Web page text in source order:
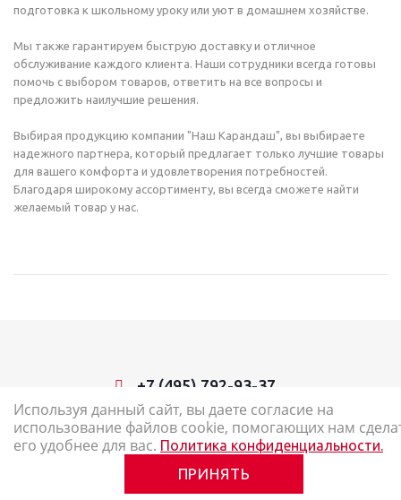
подготовка к школьному уроку или уют в домашнем хозяйстве.
Мы также гарантируем быструю доставку и отличное
обслуживание каждого клиента. Наши сотрудники всегда готовы
помочь с выбором товаров, ответить на все вопросы и
предложить наилучшие решения.
Выбирая продукцию компании "Наш Карандаш", вы выбираете
надежного партнера, который предлагает только лучшие товары
для вашего комфорта и удовлетворения потребностей.
Благодаря широкому ассортименту, вы всегда сможете найти
желаемый товар у нас.
+7 (495) 792-93-37
2026 © Наш Карандаш: интернет-магазин канцелярских товаров
Карта сайта
Используя данный сайт, вы даете согласие на
использование файлов cookie, помогающих нам
его удобнее для вас. Политика конфиденциальности.
ПРИНЯТЬ